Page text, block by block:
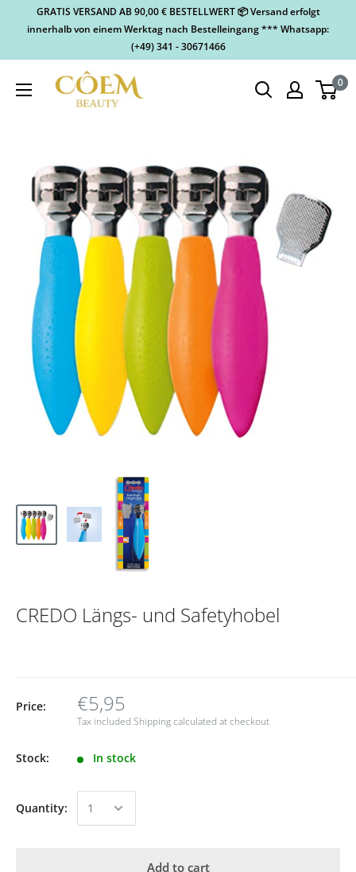
GRATIS VERSAND AB 90,00 € BESTELLWERT 📦 Versand erfolgt
innerhalb von einem Werktag nach Bestelleingang *** Whatsapp:
(+49) 341 - 30671466
0
CREDO Längs- und Safetyhobel
Price: €5,95
Tax included Shipping calculated at checkout
Stock: In stock
Quantity:
Add to cart